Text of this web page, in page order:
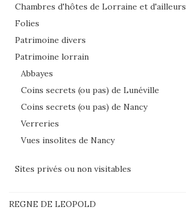
Chambres d'hôtes de Lorraine et d'ailleurs
Folies
Patrimoine divers
Patrimoine lorrain
Abbayes
Coins secrets (ou pas) de Lunéville
Coins secrets (ou pas) de Nancy
Verreries
Vues insolites de Nancy
Sites privés ou non visitables
REGNE DE LEOPOLD